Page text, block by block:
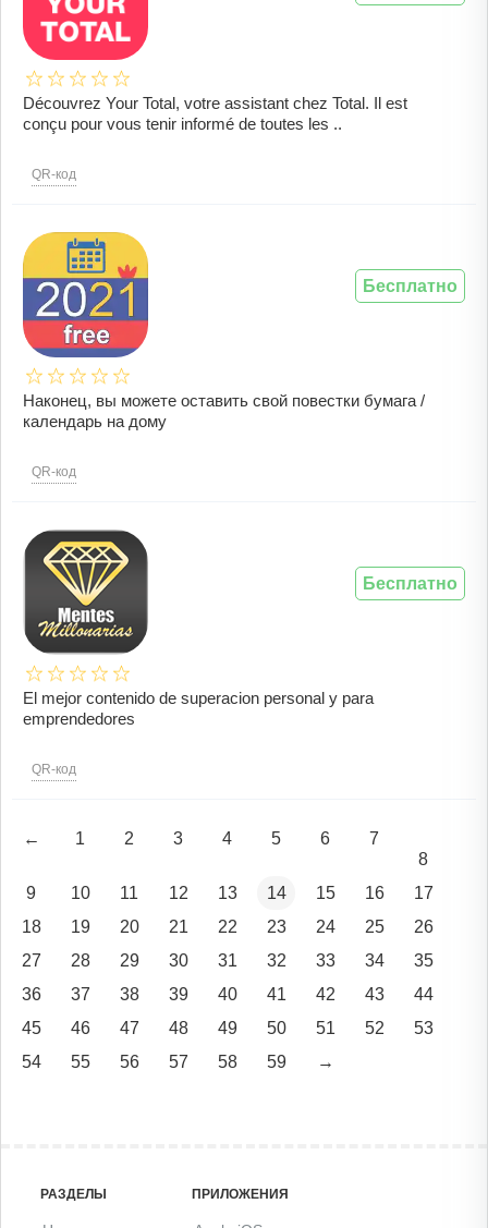
Découvrez Your Total, votre assistant chez Total. Il est
conçu pour vous tenir informé de toutes les ..
QR-код
Наконец, вы можете оставить свой повестки бумага /
календарь на дому
QR-код
Бесплатно
El mejor contenido de superacion personal y para
emprendedores
QR-код
Бесплатно
← 1 2 3 4 5 6
7
8
9
10 11 12 13 14 15 16
17
18
19 20 21 22 23 24 25
26
27
28 29 30 31 32 33 34
35
36
37 38 39 40 41 42 43
44
45
46 47 48 49 50 51 52
53
54
55 56 57 58 59 →
РАЗДЕЛЫ ПРИЛОЖЕНИЯ